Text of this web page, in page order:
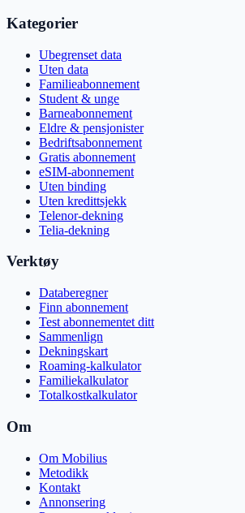
Kategorier
Ubegrenset data
Uten data
Familieabonnement
Student & unge
Barneabonnement
Eldre & pensjonister
Bedriftsabonnement
Gratis abonnement
eSIM-abonnement
Uten binding
Uten kredittsjekk
Telenor-dekning
Telia-dekning
Verktøy
Databeregner
Finn abonnement
Test abonnementet ditt
Sammenlign
Dekningskart
Roaming-kalkulator
Familiekalkulator
Totalkostkalkulator
Om
Om Mobilius
Metodikk
Kontakt
Annonsering